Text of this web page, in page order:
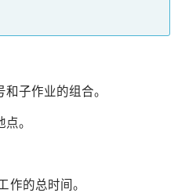
和子作业的组合。
。
作的总时间。